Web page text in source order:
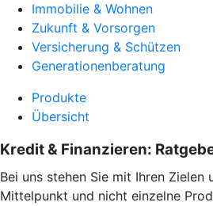
Immobilie & Wohnen
Zukunft & Vorsorgen
Versicherung & Schützen
Generationenberatung
Produkte
Übersicht
Kredit & Finanzieren:
Bei uns stehen Sie mit Ihren Zielen
Mittelpunkt und nicht einzelne